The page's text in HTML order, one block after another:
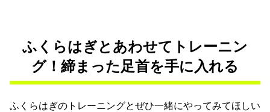
ふくらはぎとあわせてトレーニン
グ！締まった足首を手に入れる
ふくらはぎのトレーニングとぜひ一緒にやってみてほしい